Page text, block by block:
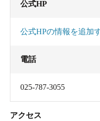
公式HP
公式HPの情報を追加
電話
025-787-3055
アクセス